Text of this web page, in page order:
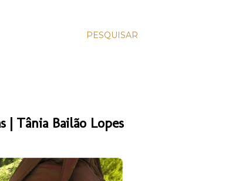
PESQUISAR
| Tânia Bailão Lopes